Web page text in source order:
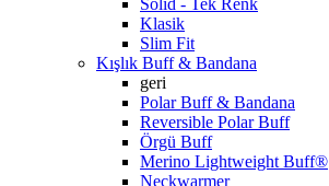
Solid - Tek Renk
Klasik
Slim Fit
Kışlık Buff & Bandana
geri
Polar Buff & Bandana
Reversible Polar Buff
Örgü Buff
Merino Lightweight Buff®
Neckwarmer